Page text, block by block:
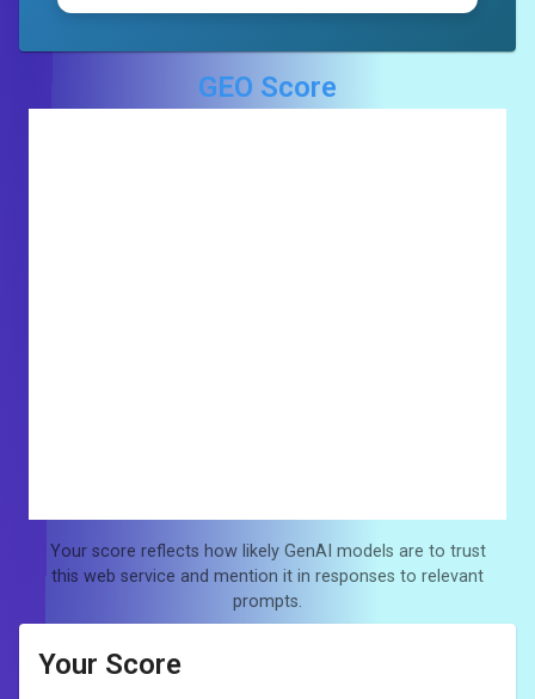
GEO Score
Your score reflects how likely GenAI models are to trust
this web service and mention it in responses to relevant
prompts.
Your Score